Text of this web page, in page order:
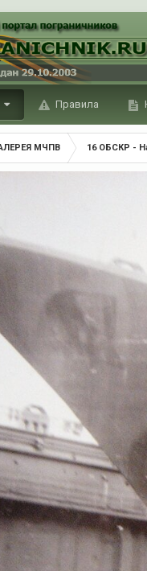
Правила
МЧПВ 16 ОБСКР -